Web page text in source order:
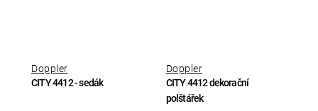
CITY 4412 - sedák
Doppler
CITY 4412 dekorační
polštářek
Doppler